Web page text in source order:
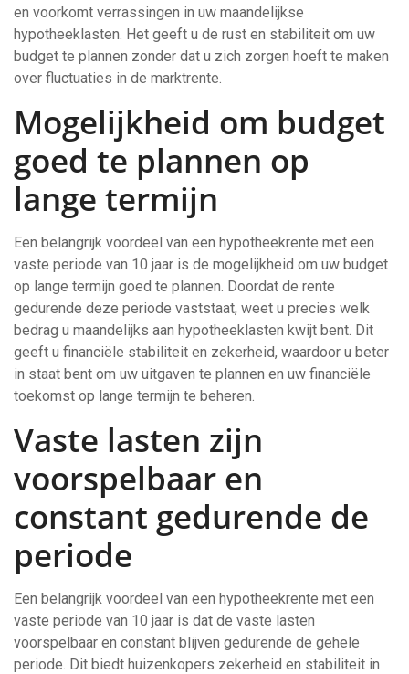
en voorkomt verrassingen in uw maandelijkse
hypotheeklasten. Het geeft u de rust en stabiliteit om uw
budget te plannen zonder dat u zich zorgen hoeft te maken
over fluctuaties in de marktrente.
Mogelijkheid om budget
goed te plannen op
lange termijn
Een belangrijk voordeel van een hypotheekrente met een
vaste periode van 10 jaar is de mogelijkheid om uw budget
op lange termijn goed te plannen. Doordat de rente
gedurende deze periode vaststaat, weet u precies welk
bedrag u maandelijks aan hypotheeklasten kwijt bent. Dit
geeft u financiële stabiliteit en zekerheid, waardoor u beter
in staat bent om uw uitgaven te plannen en uw financiële
toekomst op lange termijn te beheren.
Vaste lasten zijn
voorspelbaar en
constant gedurende de
periode
Een belangrijk voordeel van een hypotheekrente met een
vaste periode van 10 jaar is dat de vaste lasten
voorspelbaar en constant blijven gedurende de gehele
periode. Dit biedt huizenkopers zekerheid en stabiliteit in